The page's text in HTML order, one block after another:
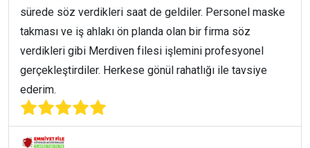
sürede söz verdikleri saat de geldiler. Personel maske
takması ve iş ahlakı ön planda olan bir firma söz
verdikleri gibi Merdiven filesi işlemini profesyonel
gerçekleştirdiler. Herkese gönül rahatlığı ile tavsiye
ederim.